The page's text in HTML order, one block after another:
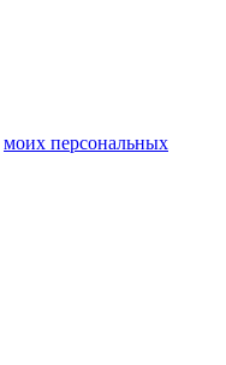
моих персональных